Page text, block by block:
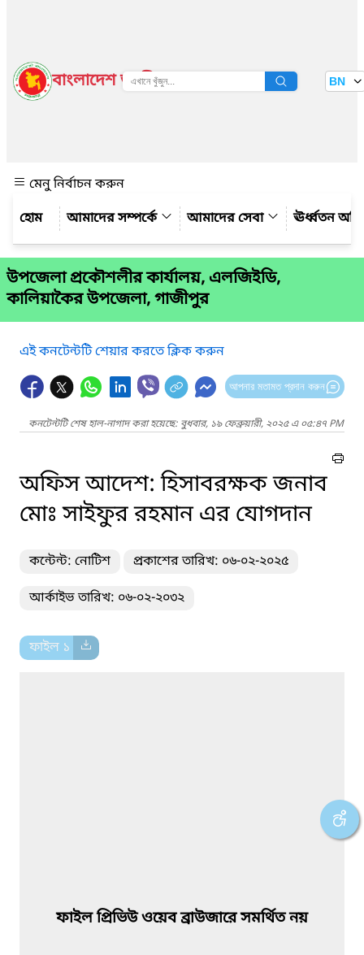
বাংলাদেশ জাতীয় তথ্য বাতায়ন BN
মেনু নির্বাচন করুন
আমাদের সম্পর্কে
আমাদের সেবা ঊর্ধ্বতন
উপজেলা প্রকৌশলীর কার্যালয়, এলজিইডি,
কালিয়াকৈর উপজেলা, গাজীপুর
এই কনটেন্টটি শেয়ার করতে ক্লিক করুন
আপনার মতামত প্রদান করুন
কনটেন্টটি শেষ হাল-নাগাদ করা হয়েছে: বুধবার, ১৯ ফেব্রুয়ারী, ২০২৫ এ ০৫:৪৭ PM
অফিস আদেশ: হিসাবরক্ষক জনাব
মোঃ সাইফুর রহমান এর যোগদান
কন্টেন্ট: নোটিশ প্রকাশের তারিখ: ০৬-০২-২০২৫
আর্কাইভ তারিখ: ০৬-০২-২০৩২
ফাইল ১
ফাইল প্রিভিউ ওয়েব ব্রাউজারে সমর্থিত নয়